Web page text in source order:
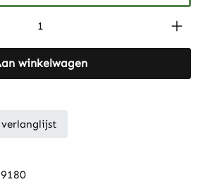
Enter the desired
winkelwagen
verlanglijst